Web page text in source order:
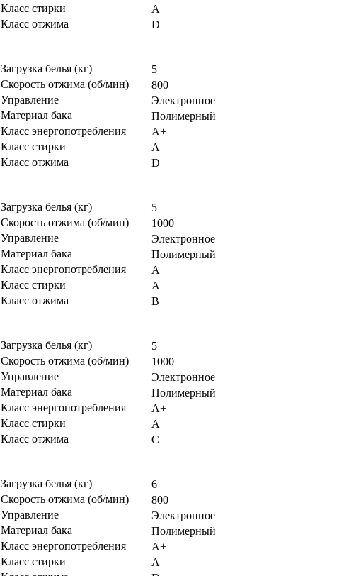
Класс стирки
А
Класс отжима
D
Загрузка белья (кг)
5
Скорость отжима (об/мин)
800
Управление
Электронное
Материал бака
Полимерный
Класс энергопотребления
А+
Класс стирки
А
Класс отжима
D
Загрузка белья (кг)
5
Скорость отжима (об/мин)
1000
Управление
Электронное
Материал бака
Полимерный
Класс энергопотребления
А
Класс стирки
А
Класс отжима
В
Загрузка белья (кг)
5
Скорость отжима (об/мин)
1000
Управление
Электронное
Материал бака
Полимерный
Класс энергопотребления
А+
Класс стирки
А
Класс отжима
С
Загрузка белья (кг)
6
Скорость отжима (об/мин)
800
Управление
Электронное
Материал бака
Полимерный
Класс энергопотребления
A+
Класс стирки
A